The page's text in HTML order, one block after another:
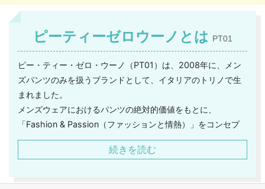
ピーティーゼロウーノとは PT01
ピー・ティー・ゼロ・ウーノ（PT01）は、2008年に、メン
ズパンツのみを扱うブランドとして、イタリアのトリノで生
まれました。
メンズウェアにおけるパンツの絶対的価値をもとに、
「Fashion & Passion（ファッションと情熱）」をコンセプ
トとして誕生しました。
「モード」「クラシック」「職人技」「トレンド」「伝統」
ンツを多く展開しています。
続きを読む